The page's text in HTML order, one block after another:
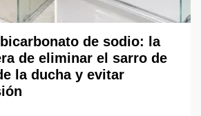
de sodio: la
de eliminar el sarro de
la ducha y evitar